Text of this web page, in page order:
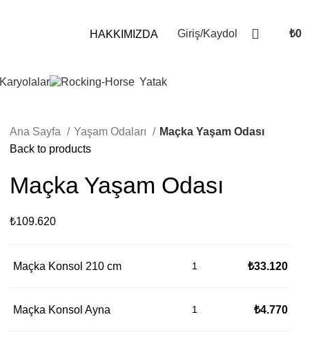
HAKKIMIZDA Giriş/Kaydol ₺0
Karyolalar Yatak
Ana Sayfa Yaşam Odaları
Maçka Yaşam Odası
Back to products
Maçka Yaşam Odası
₺109.620
Maçka Konsol 210 cm ₺33.120
Maçka Konsol Ayna ₺4.770